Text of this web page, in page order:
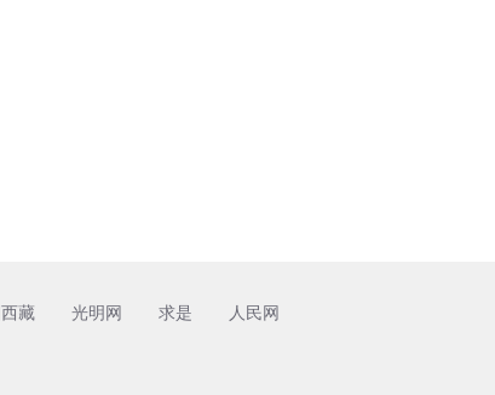
藏 光明网 求是 人民网